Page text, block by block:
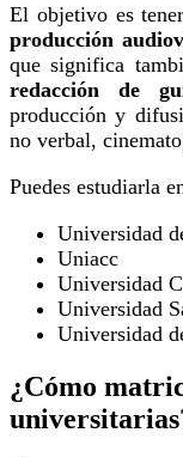
El objetivo es
producción
que significa
redacción de
producción y
no verbal,
Puedes estudiarla
Universidad
Uniacc
Universidad
Universidad
Universidad
¿Cómo